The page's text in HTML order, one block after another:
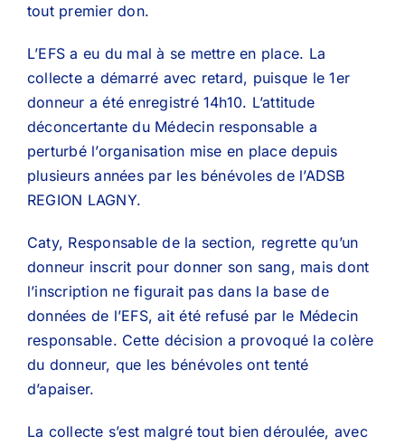
tout premier don.
L’EFS a eu du mal à se mettre en place. La
collecte a démarré avec retard, puisque le 1er
donneur a été enregistré 14h10. L’attitude
déconcertante du Médecin responsable a
perturbé l’organisation mise en place depuis
plusieurs années par les bénévoles de l’ADSB
REGION LAGNY.
Caty, Responsable de la section, regrette qu’un
donneur inscrit pour donner son sang, mais dont
l’inscription ne figurait pas dans la base de
données de l’EFS, ait été refusé par le Médecin
responsable. Cette décision a provoqué la colère
du donneur, que les bénévoles ont tenté
d’apaiser.
La collecte s’est malgré tout bien déroulée, avec